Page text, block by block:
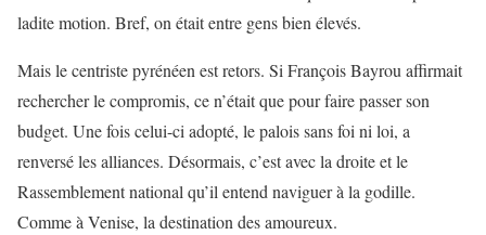
ladite motion. Bref, on était entre gens bien élevés.
Mais le centriste pyrénéen est retors. Si François Bayrou affirmait
rechercher le compromis, ce n’était que pour faire passer son
budget. Une fois celui-ci adopté, le palois sans foi ni loi, a
renversé les alliances. Désormais, c’est avec la droite et le
Rassemblement national qu’il entend naviguer à la godille.
Comme à Venise, la destination des amoureux.